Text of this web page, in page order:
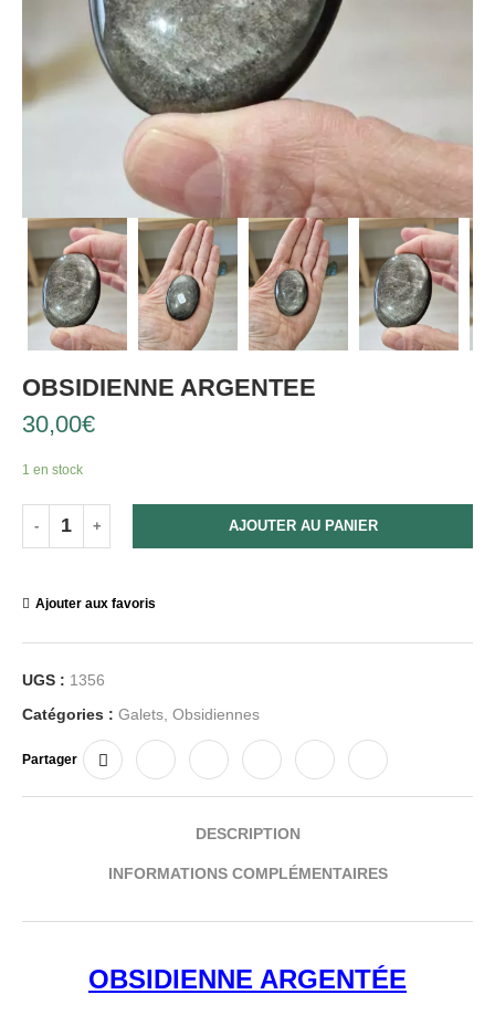
OBSIDIENNE ARGENTEE
30,00€
1 en stock
AJOUTER AU PANIER
Ajouter aux favoris
UGS : 1356
Catégories : Galets Obsidiennes
Partager
DESCRIPTION
INFORMATIONS COMPLÉMENTAIRES
OBSIDIENNE ARGENTÉE